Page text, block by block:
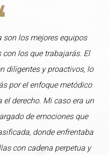
son los mejores equipos
los que trabajarás. El
diligentes y proactivos, lo
por el enfoque metódico
el derecho. Mi caso era un
de emociones que
donde enfrentaba
con cadena perpetua y